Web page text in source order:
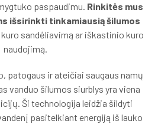
paspaudimu. Rinkitės mus
išsirinkti tinkamiausią šilumos
sandėliavimą ar iškastinio kuro
naudojimą.
patogaus ir ateičiai saugaus namų
vanduo šilumos siurblys yra viena
Ši technologija leidžia šildyti
pasitelkiant energiją iš lauko